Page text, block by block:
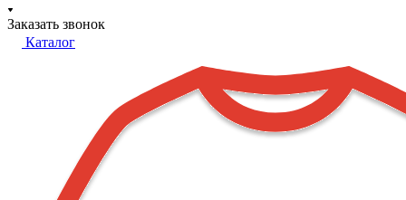
Заказать звонок
Каталог